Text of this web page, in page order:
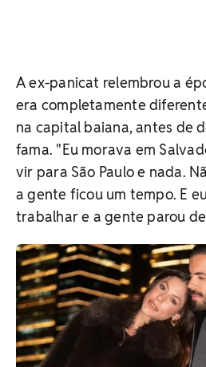
A ex-panicat relembrou a
era completamente
na capital baiana, antes de
fama. "Eu morava em
vir para São Paulo e nada.
a gente ficou um tempo. E
trabalhar e a gente parou